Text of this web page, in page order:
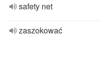
safety net
zaszokować